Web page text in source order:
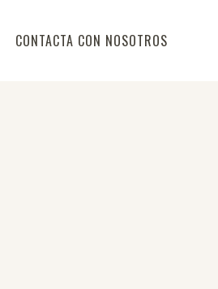
CONTACTA CON NOSOTROS